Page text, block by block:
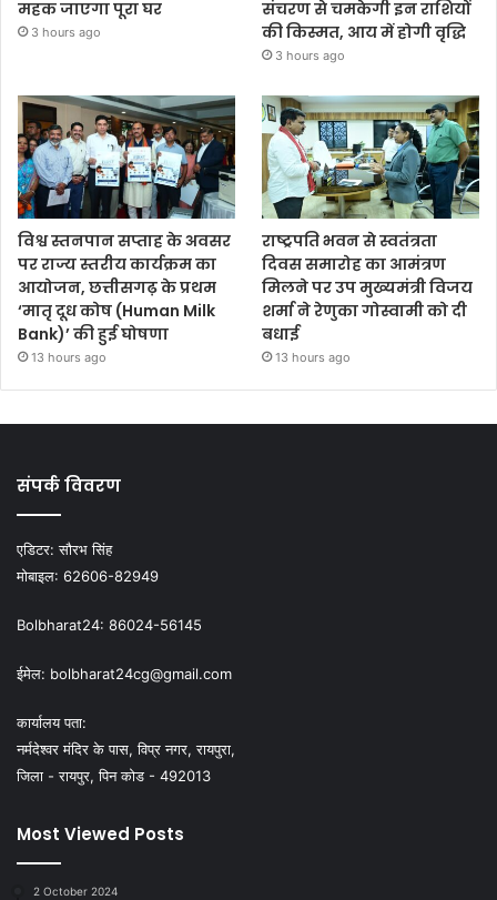
महक जाएगा पूरा घर
3 hours ago
संचरण से चमकेगी इन राशियों
की किस्मत, आय में होगी वृद्धि
3 hours ago
विश्व स्तनपान सप्ताह के अवसर
पर राज्य स्तरीय कार्यक्रम का
आयोजन, छत्तीसगढ़ के प्रथम
‘मातृ दूध कोष (Human Milk
Bank)’ की हुई घोषणा
13 hours ago
राष्ट्रपति भवन से स्वतंत्रता
दिवस समारोह का आमंत्रण
मिलने पर उप मुख्यमंत्री विजय
शर्मा ने रेणुका गोस्वामी को दी
बधाई
13 hours ago
संपर्क विवरण
एडिटर:सौरभ सिंह
मोबाइल: 62606-82949
Bolbharat24: 86024-56145
ईमेल: bolbharat24cg@gmail.com
कार्यालय पता:
नर्मदेश्वर मंदिर के पास, विप्र नगर, रायपुरा,
जिला - रायपुर, पिन कोड - 492013
Most Viewed Posts
2 October 2024